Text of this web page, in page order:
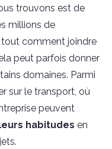
trouvons est de
millions de
comment joindre
peut parfois donner
domaines. Parmi
sur le transport, où
peuvent
habitudes en